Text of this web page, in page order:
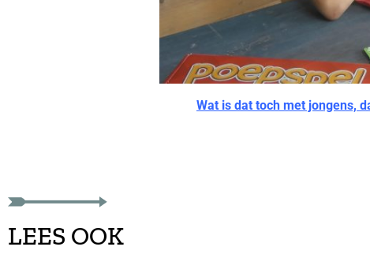
Wat is dat toch met jongens,
LEES OOK